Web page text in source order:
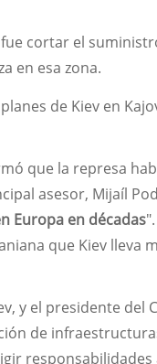
cortar el
en esa zona.
que la represa
asesor, Mijaíl
Europa en décadas
que Kiev lleva
y el presidente del
de
responsabilidades